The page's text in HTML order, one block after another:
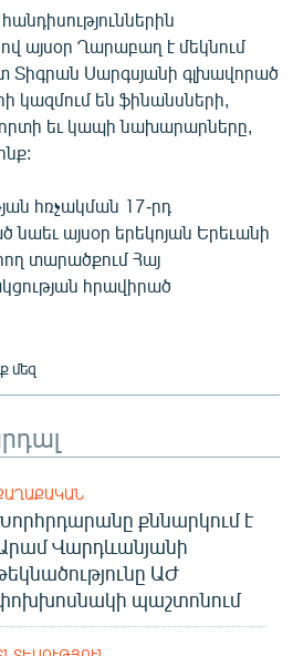
այսօր Ղարաբաղ է մեկնում
Սարգսյանի գլխավորած
կազմում են ֆինանսների,
եւ կապի նախարարները,
հռչակման 17-րդ
նաեւ այսօր երեկոյան Երեւանի
տարածքում Հայ
հրավիրած
մեզ
քննարկում է
Վարդևանյանի
ԱԺ
պաշտոնում